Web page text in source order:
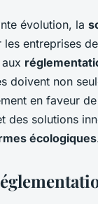
de
évolution, la
entreprises
doivent non
en faveur
des solutions
écologiques